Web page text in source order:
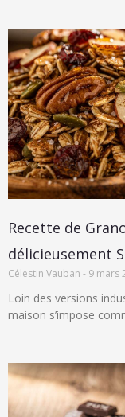
Recette de
délicieusement
Célestin Vauban 9 mars
Loin des versions
maison s’impose